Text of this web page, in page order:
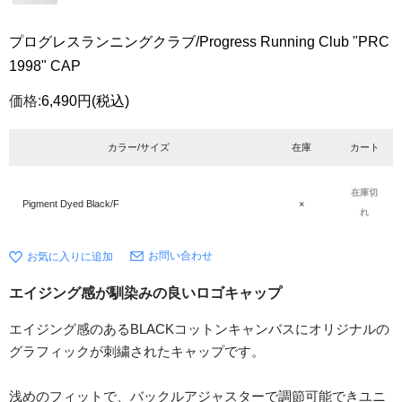
プログレスランニングクラブ/Progress Running Club "PRC
1998" CAP
価格:6,490円 (税込)
カラー/サイズ 在庫 カート
Pigment Dyed Black/F ×
在庫切
れ
お問い合わせ
エイジング感が馴染みの良いロゴキャップ
エイジング感のあるBLACKコットンキャンバスにオリジナルの
グラフィックが刺繍されたキャップです。
浅めのフィットで、バックルアジャスターで調節可能できユニ